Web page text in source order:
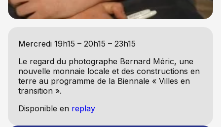
Mercredi 19h15 – 20h15 – 23h15
Le regard du photographe Bernard Méric, une
nouvelle monnaie locale et des constructions en
terre au programme de la Biennale « Villes en
transition ».
Disponible en replay